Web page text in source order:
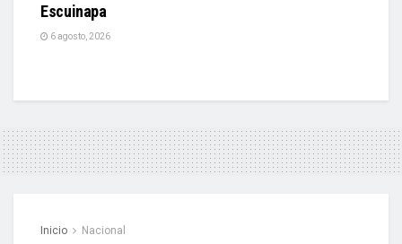
Escuinapa
6 agosto, 2026
Inicio Nacional